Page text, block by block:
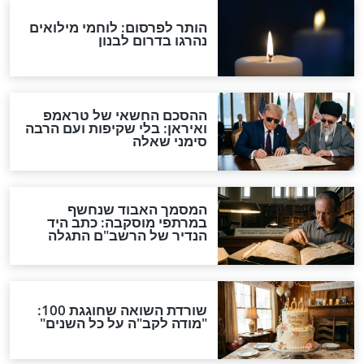
מצרכים בלבד
לפגישה עם בחור
מול נער
להימנע מהן?
וידאו
עדיין מנגנת